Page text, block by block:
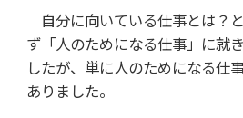
自分に向いている仕事とは？
ず「人のためになる仕事」に就
したが、単に人のためになる仕
ありました。